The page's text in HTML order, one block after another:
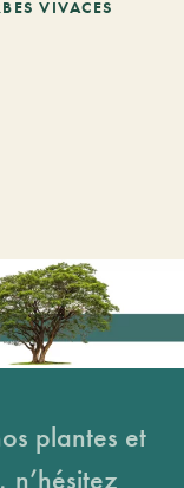
VIVACES
plantes et